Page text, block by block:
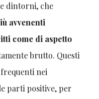
dintorni, che
avvenenti
come di aspetto
brutto. Questi
nei
parti positive, per